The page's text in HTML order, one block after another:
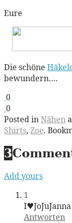
Eure
Die schöne
bewundern….
0
0
Posted inNähen
Shirts, Zoe.
3
Add yours
1
I♥JoJuJanna
Antworten